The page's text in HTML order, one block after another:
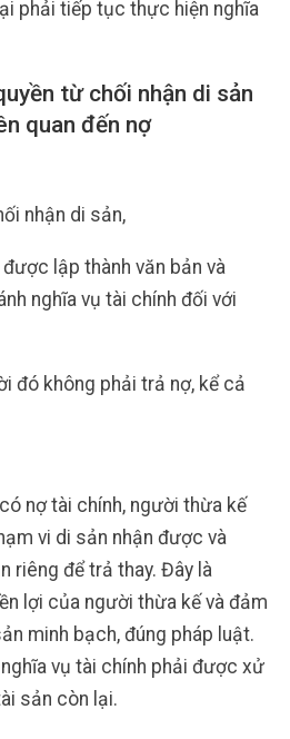
phải tiếp tục thực hiện nghĩa
từ chối nhận di sản
quan đến nợ
nhận di sản,
lập thành văn bản và
nghĩa vụ tài chính đối với
đó không phải trả nợ, kể cả
nợ tài chính, người thừa kế
vi di sản nhận được và
riêng để trả thay. Đây là
lợi của người thừa kế và đảm
minh bạch, đúng pháp luật.
vụ tài chính phải được xử
sản còn lại.